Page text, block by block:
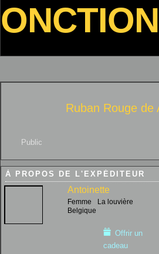
Public
Ruban Rouge de
À PROPOS DE L'EXPÉDITEUR
Antoinette
Femme
La louvière
Belgique
Offrir un
cadeau